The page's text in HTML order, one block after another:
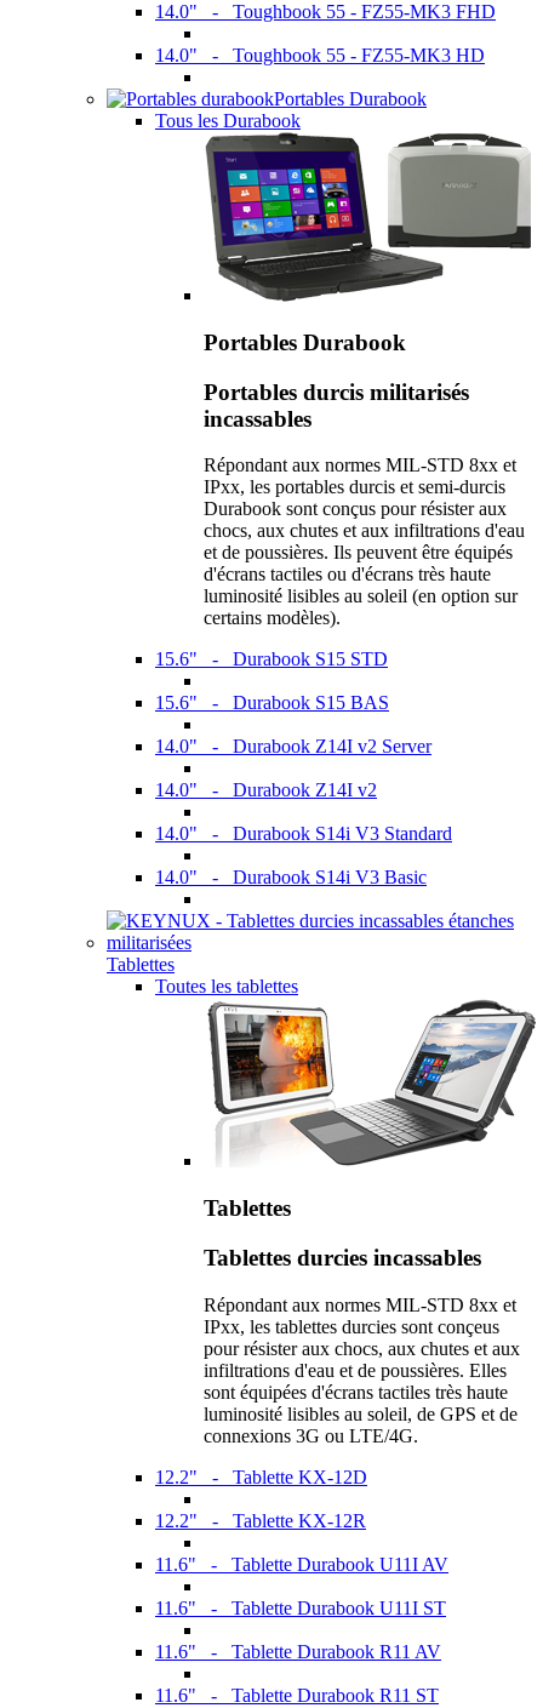
14.0" - Toughbook 55 - FZ55-MK3 FHD
14.0" - Toughbook 55 - FZ55-MK3 HD
Portables Durabook
Tous les Durabook
Portables Durabook
Portables durcis militarisés
incassables
Répondant aux normes MIL-STD 8xx et
IPxx, les portables durcis et semi-durcis
Durabook sont conçus pour résister aux
chocs, aux chutes et aux infiltrations d'eau
et de poussières. Ils peuvent être équipés
d'écrans tactiles ou d'écrans très haute
luminosité lisibles au soleil (en option sur
certains modèles).
15.6" - Durabook S15 STD
15.6" - Durabook S15 BAS
14.0" - Durabook Z14I v2 Server
14.0" - Durabook Z14I v2
14.0" - Durabook S14i V3 Standard
14.0" - Durabook S14i V3 Basic
Tablettes
Toutes les tablettes
Tablettes
Tablettes durcies incassables
Répondant aux normes MIL-STD 8xx et
IPxx, les tablettes durcies sont conçeus
pour résister aux chocs, aux chutes et aux
infiltrations d'eau et de poussières. Elles
sont équipées d'écrans tactiles très haute
luminosité lisibles au soleil, de GPS et de
connexions 3G ou LTE/4G.
12.2" - Tablette KX-12D
12.2" - Tablette KX-12R
11.6" - Tablette Durabook U11I AV
11.6" - Tablette Durabook U11I ST
11.6" - Tablette Durabook R11 AV
11.6" - Tablette Durabook R11 ST